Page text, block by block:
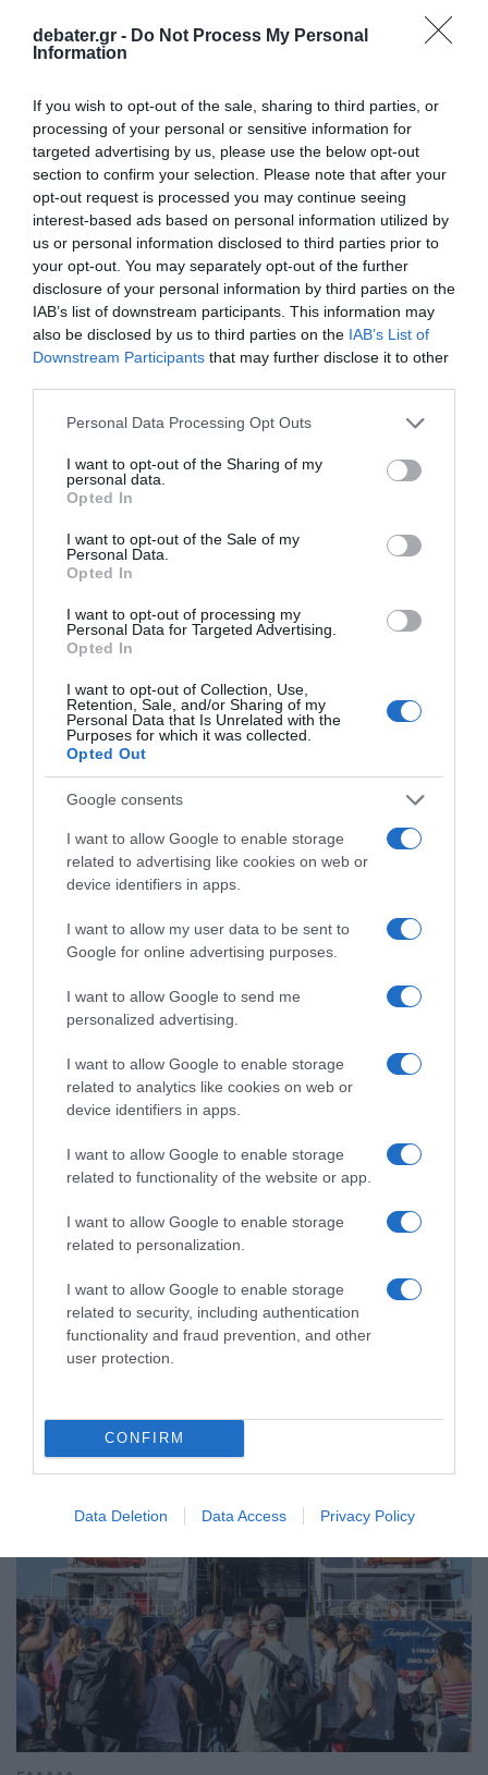
debater.gr - Do Not Process My Personal
Information
If you wish to opt-out of the sale, sharing to third parties, or
processing of your personal or sensitive information for
targeted advertising by us, please use the below opt-out
section to confirm your selection. Please note that after your
opt-out request is processed you may continue seeing
interest-based ads based on personal information utilized by
us or personal information disclosed to third parties prior to
your opt-out. You may separately opt-out of the further
disclosure of your personal information by third parties on the
IAB’s list of downstream participants. This information may
also be disclosed by us to third parties on the IAB’s List of
Downstream Participants that may further disclose it to other
Please note that this website/app uses one or more Google
not limited to your visit or usage behaviour. You may click to
grant or deny consent to Google and its third-party tags to
use your data for below specified purposes in below Google
consent section.
Personal Data Processing Opt Outs
I want to opt-out of the Sharing of my
personal data.
Opted In
I want to opt-out of the Sale of my
Personal Data.
Opted In
I want to opt-out of processing my
Personal Data for Targeted Advertising.
Opted In
I want to opt-out of Collection, Use,
Retention, Sale, and/or Sharing of my
Personal Data that Is Unrelated with the
Purposes for which it was collected.
Opted Out
Google consents
I want to allow Google to enable storage
related to advertising like cookies on web or
device identifiers in apps.
I want to allow my user data to be sent to
Google for online advertising purposes.
I want to allow Google to send me
personalized advertising.
I want to allow Google to enable storage
related to analytics like cookies on web or
device identifiers in apps.
I want to allow Google to enable storage
related to functionality of the website or app.
I want to allow Google to enable storage
related to personalization.
I want to allow Google to enable storage
related to security, including authentication
functionality and fraud prevention, and other
user protection.
CONFIRM
Data Deletion Data Access Privacy Policy
ΣΧΟΛΙΑ
ΕΛΛΑΔΑ
ΕΛΛΑΔΑ
Χανιά: Νεαρός Παλαιστίνιος
κλείδωσε ανήλικη στο σπίτι του – Την
Συνελήφθη ο δράστης